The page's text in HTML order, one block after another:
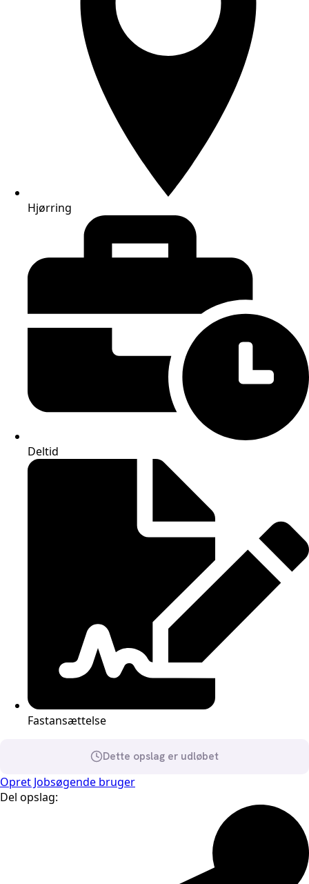
Hjørring
Deltid
Fastansættelse
Dette opslag er udløbet
Opret Jobsøgende bruger
Del opslag: